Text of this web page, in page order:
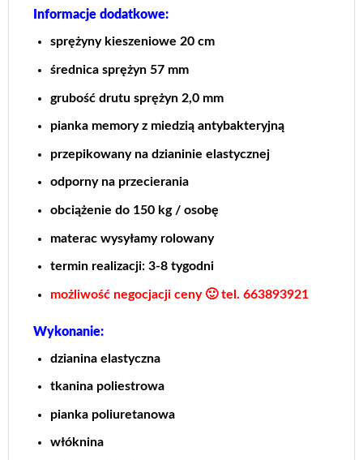
Informacje dodatkowe:
sprężyny kieszeniowe 20 cm
średnica sprężyn 57 mm
grubość drutu sprężyn 2,0 mm
pianka memory z miedzią antybakteryjną
przepikowany na dzianinie elastycznej
odporny na przecierania
obciążenie do 150 kg / osobę
materac wysyłamy rolowany
termin realizacji: 3-8 tygodni
możliwość negocjacji ceny 🙂 tel. 663893921
Wykonanie:
dzianina elastyczna
tkanina poliestrowa
pianka poliuretanowa
włóknina